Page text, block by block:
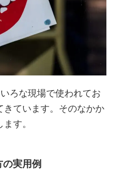
ろな現場で使われてお
きています。そのなかか
す。
実用例